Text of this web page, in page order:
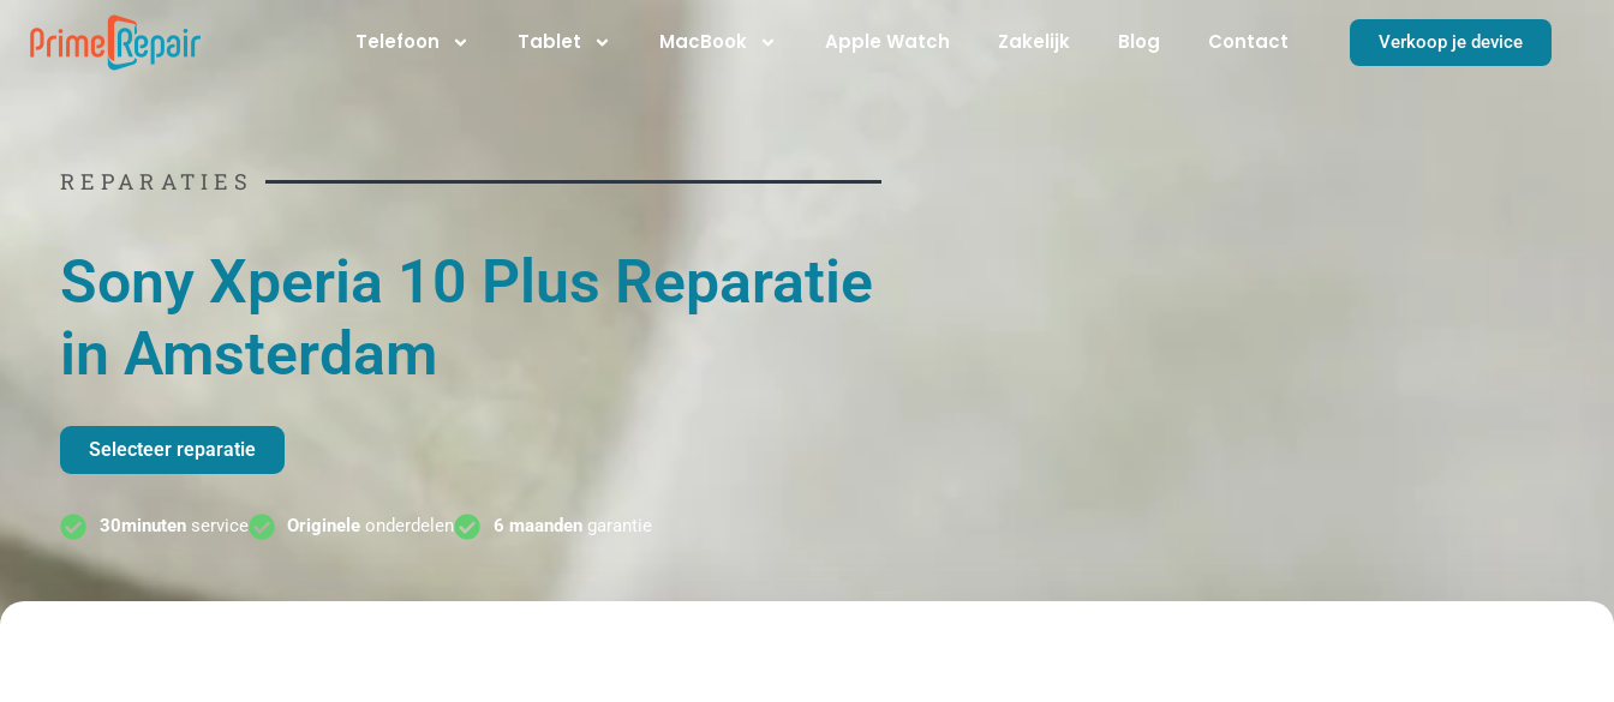
naar
Telefoon Tablet MacBook Apple Watch Zakelijk Blog Contact Verkoop je device
REPARATIES
Sony Xperia 10 Plus Reparatie
in Amsterdam
Selecteer reparatie
30minutenservice Originele onderdelen 6 maandengarantie